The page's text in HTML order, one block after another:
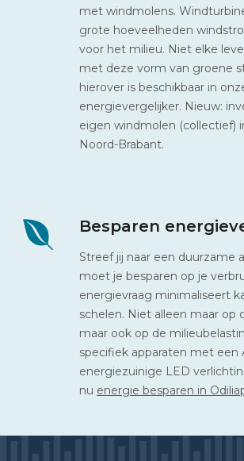
met windmolens.
grote hoeveelheden
voor het milieu. Niet elke
met deze vorm van groene
hierover is beschikbaar in
energievergelijker. Nieuw:
eigen windmolen (collectief)
Noord-Brabant.
Besparen
Streef jij naar een duurzame
moet je besparen op je
energievraag minimaliseert
schelen. Niet alleen maar op
maar ook op de
specifiek apparaten met een
energiezuinige LED
nu energie besparen in